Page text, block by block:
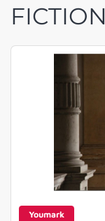
FICTION
Youmark